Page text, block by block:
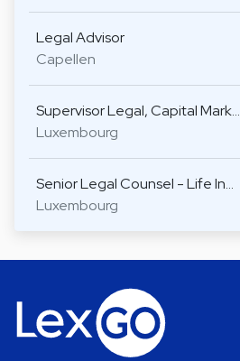
Legal Advisor
Capellen
Supervisor Legal, Capital Mark…
Luxembourg
Senior Legal Counsel - Life In…
Luxembourg